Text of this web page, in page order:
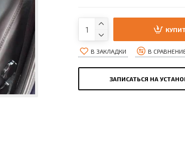
В ЗАКЛАДКИ В
ЗАПИСАТЬСЯ НА